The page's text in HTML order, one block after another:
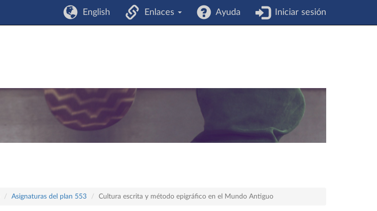
English Enlaces Ayuda Iniciar sesión
Asignaturas del plan 553 Cultura escrita y método epigráfico en el Mundo Antiguo